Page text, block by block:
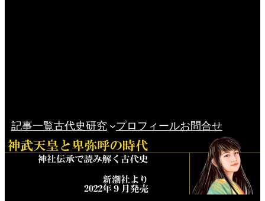
記事一覧古代史研究 プロフィールお問合せ